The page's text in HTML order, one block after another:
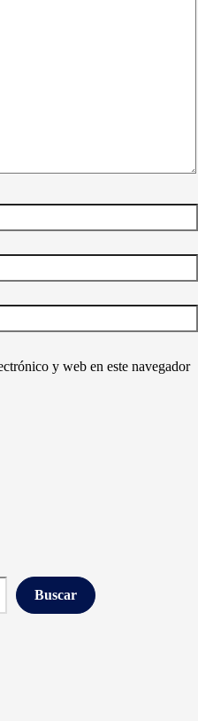
y web en este navegador
Buscar